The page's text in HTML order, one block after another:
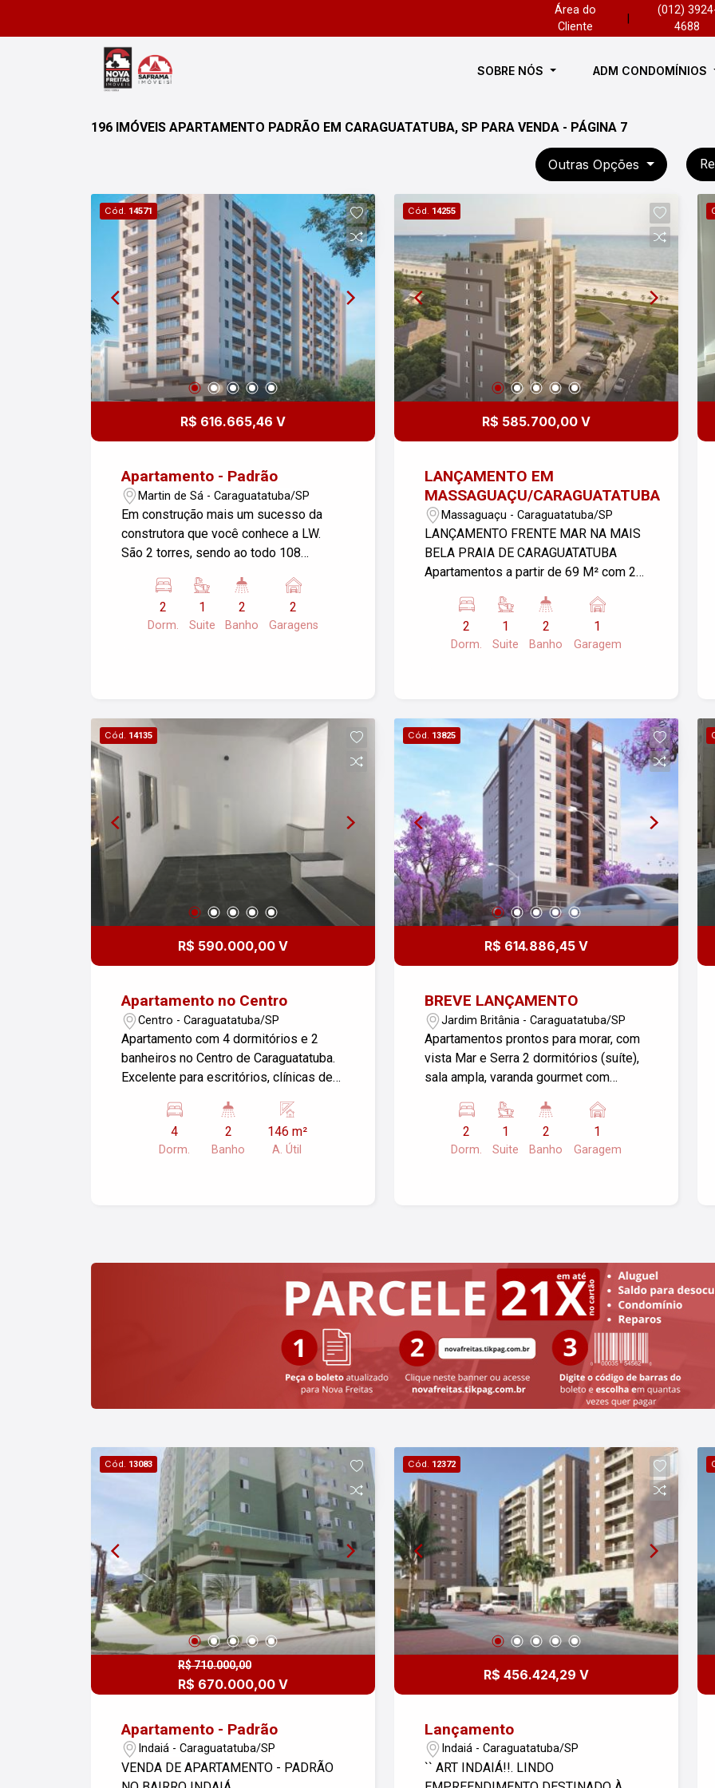
Área do
Cliente
(012)
4688
SOBRE NÓS ADM CONDOMÍNIOS
196 IMÓVEIS APARTAMENTO PADRÃO EM CARAGUATATUBA, SP PARA VENDA - PÁGINA 7
Outras Opções
Cód. 14571
R$ 616.665,46 V
Apartamento - Padrão
Martin de Sá - Caraguatatuba/SP
Em construção mais um sucesso da
construtora que você conhece a LW.
São 2 torres, sendo ao todo 108
dormitórios na praia Martin de Sá Área
de Lazer com churrasqueira, piscina
adulto e infantil e salão de festa Venha
2
Dorm.
1
Suite
2
Banho
2
Garagens
Cód. 14255
R$ 585.700,00 V
LANÇAMENTO EM
MASSAGUAÇU/CARAGUATATUBA
Massaguaçu - Caraguatatuba/SP
LANÇAMENTO FRENTE MAR NA MAIS
BELA PRAIA DE CARAGUATATUBA
Apartamentos a partir de 69 M² com 2
vista mar. Playground, piscina adulto e
infantil com borda infinita, deck molhado e
ofurô. Localizado no Massaguaçu, bairro
restaurantes, entre outros. VENHA
DESFRUTAR DE GRANDES MOMENTOS
EM UMA DAS MAIS BELAS PRAIAS DO
LITORAL NORTE! A Praia do Massaguaçu
possui uma vista espetacular, entre mar e
morros com vegetação preservada, sem
dúvida um lugar especial para quem ama
o mar e tudo o que ele proporciona.
2
Dorm.
1
Suite
2
Banho
1
Garagem
Cód. 14135
R$ 590.000,00 V
Apartamento no Centro
Centro - Caraguatatuba/SP
Apartamento com 4 dormitórios e 2
banheiros no Centro de Caraguatatuba.
Excelente para escritórios, clínicas de
4
Dorm.
2
Banho
146 m²
A. Útil
Cód. 13825
R$ 614.886,45 V
BREVE LANÇAMENTO
Jardim Britânia - Caraguatatuba/SP
Apartamentos prontos para morar, com
vista Mar e Serra 2 dormitórios (suíte),
sala ampla, varanda gourmet com
da praia. Todo lazer e área de comum
entregue mobiliado. Agende sua
visita!!!!
2
Dorm.
1
Suite
2
Banho
1
Garagem
Cód. 13083
R$ 710.000,00
R$ 670.000,00 V
Apartamento - Padrão
Indaiá - Caraguatatuba/SP
VENDA DE APARTAMENTO - PADRÃO
Cód. 12372
R$ 456.424,29 V
Lançamento
Indaiá - Caraguatatuba/SP
`` ART INDAIÁ!!. LINDO